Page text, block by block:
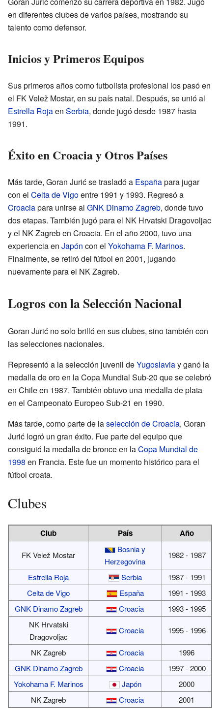
en diferentes clubes de varios países, mostrando su
talento como defensor.
Inicios y Primeros Equipos
Sus primeros años como futbolista profesional los pasó en
el FK Velež Mostar, en su país natal. Después, se unió al
Estrella Rojaen Serbia, donde jugó desde 1987 hasta
1991.
Éxito en Croacia y Otros Países
Más tarde, Goran Jurić se trasladó a Españapara jugar
con el Celta de Vigoentre 1991 y 1993. Regresó a
Croaciapara unirse al GNK Dinamo Zagreb, donde tuvo
dos etapas. También jugó para el NK Hrvatski Dragovoljac
y el NK Zagreb en Croacia. En el año 2000, tuvo una
experiencia en Japón con el Yokohama F. Marinos.
Finalmente, se retiró del fútbol en 2001, jugando
nuevamente para el NK Zagreb.
Logros con la Selección Nacional
Goran Jurić no solo brilló en sus clubes, sino también con
las selecciones nacionales.
Representó a la selección juvenil deYugoslaviay ganó la
medalla de oro en la Copa Mundial Sub-20 que se celebró
en Chile en 1987. También obtuvo una medalla de plata
en el Campeonato Europeo Sub-21 en 1990.
Más tarde, como parte de laselección de Croacia, Goran
Jurić logró un gran éxito. Fue parte del equipo que
consiguió la medalla de bronce en laCopa Mundial de
1998 en Francia. Este fue un momento histórico para el
fútbol croata.
Clubes
Club País Año
FK Velež Mostar
Bosnia y
Herzegovina
1982 - 1987
Estrella Roja Serbia
1987 - 1991
Celta de Vigo
España
1991 - 1993
GNK Dinamo Zagreb
Croacia
1993 - 1995
NK Hrvatski
Dragovoljac
Croacia 1995 - 1996
NK Zagreb Croacia
1996
GNK Dinamo Zagreb
Croacia
1997 - 2000
Yokohama F. Marinos
Japón
2000
NK Zagreb
Croacia 2001